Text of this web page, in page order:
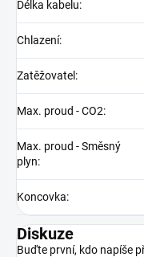
Délka kabelu:
Chlazení:
Zatěžovatel :
Max. proud - CO2:
Max. proud - Směsný
plyn:
Koncovka:
Diskuze
Buďte první, kdo napíše